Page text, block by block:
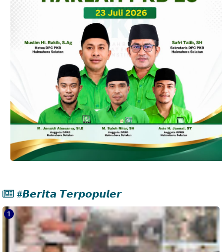
#𝘽𝙚𝙧𝙞𝙩𝙖 𝙏𝙚𝙧𝙥𝙤𝙥𝙪𝙡𝙚𝙧